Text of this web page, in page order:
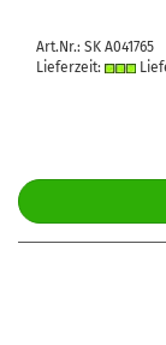
Art.Nr.: SK A041765
Lieferzeit: